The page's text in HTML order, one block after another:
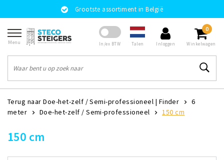
Grootste assortiment in België
Menu In/ex BTW Talen Inloggen
0
Winkelwagen
Terug naar Doe-het-zelf / Semi-professioneel | Finder
6
meter
Doe-het-zelf / Semi-professioneel 150 cm
150 cm